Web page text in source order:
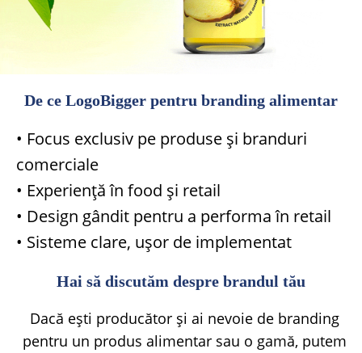
De ce LogoBigger pentru branding alimentar
• Focus exclusiv pe produse și branduri
comerciale
• Experiență în food și retail
• Design gândit pentru a performa în retail
• Sisteme clare, ușor de implementat
Hai să discutăm despre brandul tău
Dacă ești producător și ai nevoie de branding
pentru un produs alimentar sau o gamă, putem